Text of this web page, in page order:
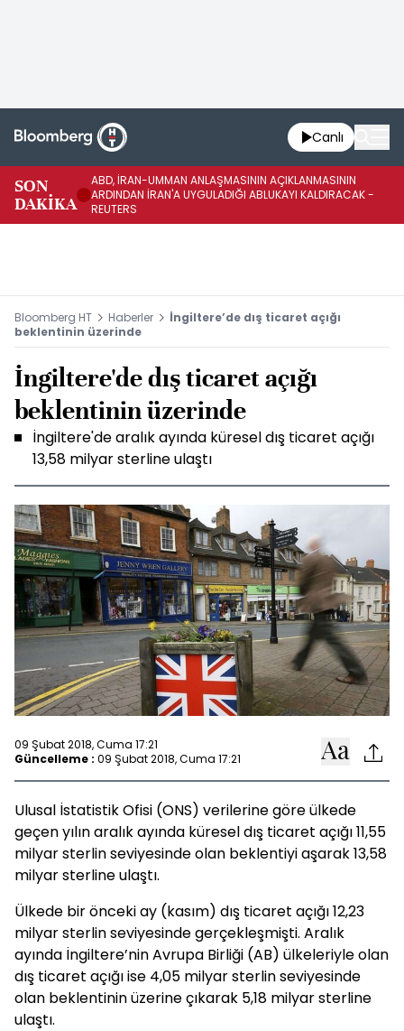
Canlı
SON
DAKİKA
ABD, İRAN-UMMAN ANLAŞMASININ AÇIKLANMASININ
ARDINDAN İRAN'A UYGULADIĞI ABLUKAYI KALDIRACAK -
REUTERS
Bloomberg HT Haberler
İngiltere’de dış ticaret açığı
beklentinin üzerinde
İngiltere'de dış ticaret açığı
beklentinin üzerinde
İngiltere'de aralık ayında küresel dış ticaret açığı
13,58 milyar sterline ulaştı
09 Şubat 2018, Cuma 17:21
Güncelleme : 09 Şubat 2018, Cuma 17:21
Ulusal İstatistik Ofisi (ONS) verilerine göre ülkede
geçen yılın aralık ayında küresel dış ticaret açığı 11,55
milyar sterlin seviyesinde olan beklentiyi aşarak 13,58
milyar sterline ulaştı.
Ülkede bir önceki ay (kasım) dış ticaret açığı 12,23
milyar sterlin seviyesinde gerçekleşmişti. Aralık
ayında İngiltere’nin Avrupa Birliği (AB) ülkeleriyle olan
dış ticaret açığı ise 4,05 milyar sterlin seviyesinde
olan beklentinin üzerine çıkarak 5,18 milyar sterline
ulaştı.